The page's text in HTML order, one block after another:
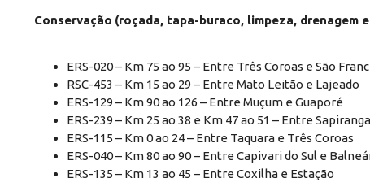
Conservação (roçada, tapa-buraco, limpeza, drenagem
ERS-020 – Km 75 ao 95 – Entre Três Coroas e São
RSC-453 – Km 15 ao 29 – Entre Mato Leitão e Lajeado
ERS-129 – Km 90 ao 126 – Entre Muçum e Guaporé
ERS-239 – Km 25 ao 38 e Km 47 ao 51 – Entre
ERS-115 – Km 0 ao 24 – Entre Taquara e Três Coroas
ERS-040 – Km 80 ao 90 – Entre Capivari do Sul e
ERS-135 – Km 13 ao 45 – Entre Coxilha e Estação